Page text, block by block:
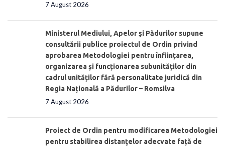
7 August 2026
Ministerul Mediului, Apelor și Pădurilor supune
consultării publice proiectul de Ordin privind
aprobarea Metodologiei pentru înființarea,
organizarea și funcționarea subunităților din
cadrul unităților fără personalitate juridică din
Regia Națională a Pădurilor – Romsilva
7 August 2026
Proiect de Ordin pentru modificarea Metodologiei
pentru stabilirea distanţelor adecvate față de